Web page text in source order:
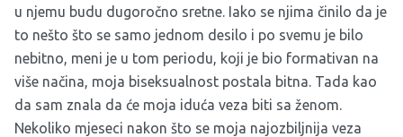
u njemu budu dugoročno sretne. Iako se njima činilo da je
to nešto što se samo jednom desilo i po svemu je bilo
nebitno, meni je u tom periodu, koji je bio formativan na
više načina, moja biseksualnost postala bitna. Tada kao
da sam znala da će moja iduća veza biti sa ženom.
Nekoliko mjeseci nakon što se moja najozbiljnija veza